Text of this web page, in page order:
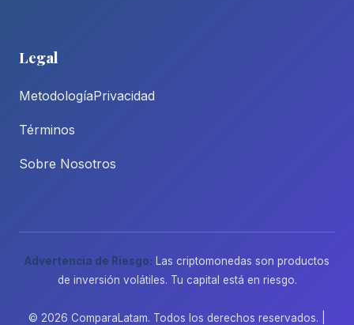
Legal
MetodologíaPrivacidad
Términos
Sobre Nosotros
Advertencia de Riesgo: Las criptomonedas son productos
de inversión volátiles. Tu capital está en riesgo.
© 2026 ComparaLatam. Todos los derechos reservados. |